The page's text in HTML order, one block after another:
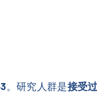
。研究人群是接受